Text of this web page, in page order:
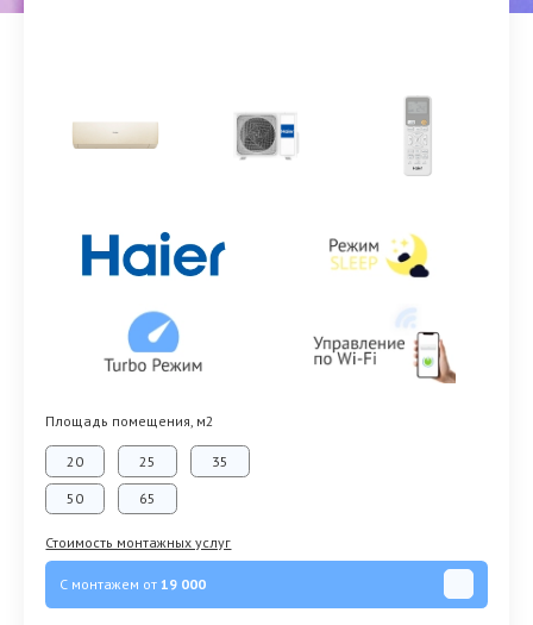
Площадь помещения, м2
20 25 35
50 65
Стоимость монтажных услуг
С монтажем от19 000